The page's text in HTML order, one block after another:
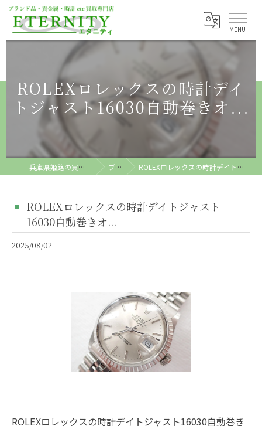
ROLEXロレックスの時計デイ
トジャスト16030自動巻きオ...
兵庫県姫路の買取ならETERNITY ブログ ROLEXロレックスの時計デイトジャスト16030自動巻きオ...
ROLEXロレックスの時計デイトジャスト
16030自動巻きオ...
2025/08/02
ROLEXロレックスの時計デイトジャスト16030自動巻き